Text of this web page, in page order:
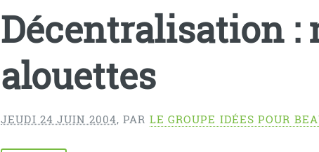
Décentralisation :
alouettes
JEUDI 24 JUIN 2004,PAR LE GROUPE IDÉES POUR